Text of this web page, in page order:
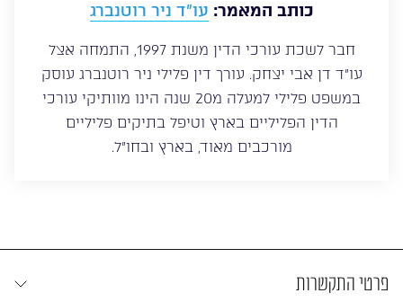
כותב המאמר: עו”ד ניר רוטנברג
חבר לשכת עורכי הדין משנת 1997, התמחה אצל
עו”ד דן אבי יצחק. עורך דין פלילי ניר רוטנברג עוסק
במשפט פלילי למעלה מ20 שנה הינו מוותיקי עורכי
הדין הפליליים בארץ וטיפל בתיקים פליליים
מורכבים מאוד, בארץ ובחו”ל.
פרטי התקשרות